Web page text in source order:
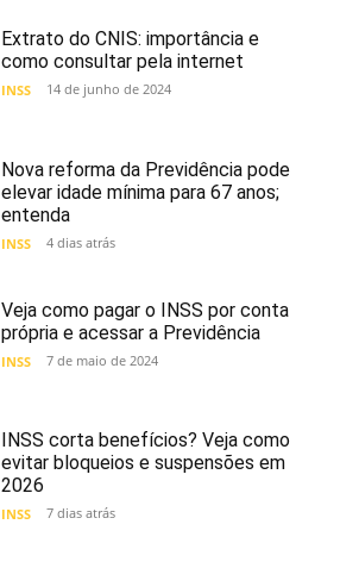
Extrato do CNIS: importância e
como consultar pela internet
INSS 14 de junho de 2024
Nova reforma da Previdência pode
elevar idade mínima para 67 anos;
entenda
INSS 4 dias atrás
Veja como pagar o INSS por conta
própria e acessar a Previdência
INSS 7 de maio de 2024
INSS corta benefícios? Veja como
evitar bloqueios e suspensões em
2026
INSS 7 dias atrás